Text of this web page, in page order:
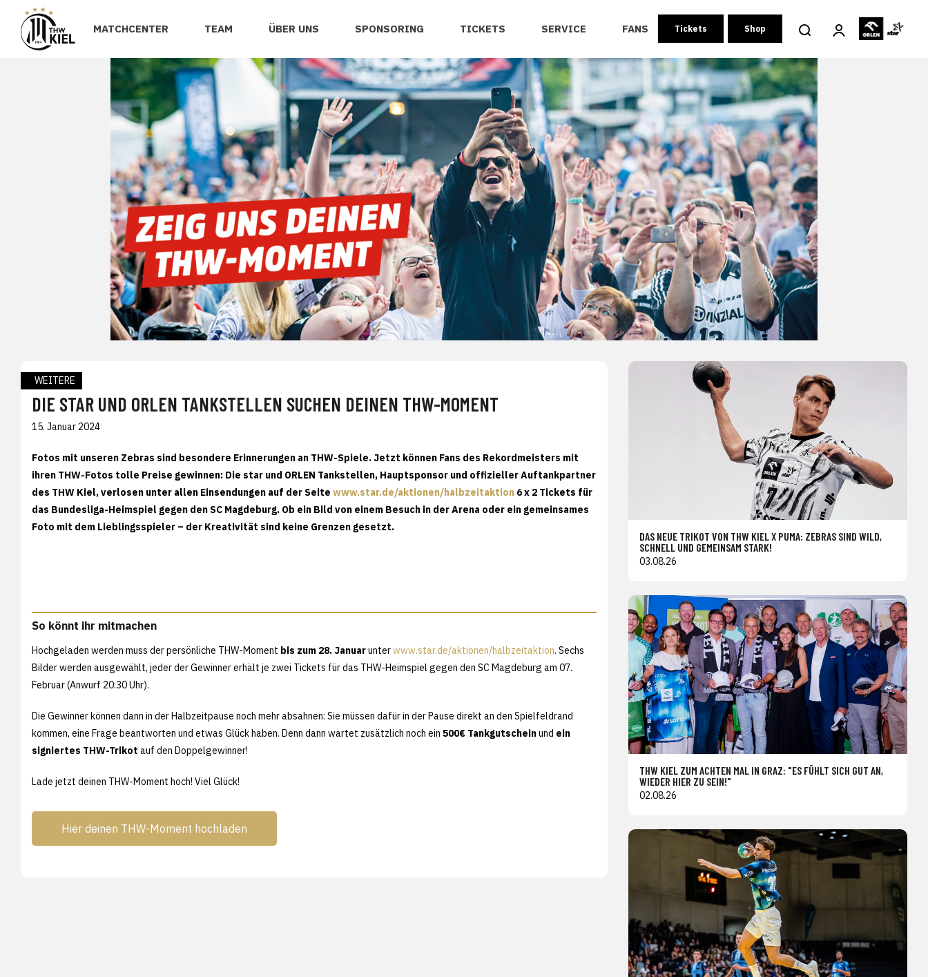
MATCHCENTER TEAM ÜBER UNS SPONSORING TICKETS SERVICE FANS Tickets Shop
WEITERE
DIE STAR UND ORLEN TANKSTELLEN SUCHEN DEINEN THW-MOMENT
15. Januar 2024
Fotos mit unseren Zebras sind besondere Erinnerungen an THW-Spiele. Jetzt können Fans des Rekordmeisters mit
ihren THW-Fotos tolle Preise gewinnen: Die star und ORLEN Tankstellen, Hauptsponsor und offizieller Auftankpartner
des THW Kiel, verlosen unter allen Einsendungen auf der Seite www.star.de/aktionen/halbzeitaktion 6 x 2 Tickets für
das Bundesliga-Heimspiel gegen den SC Magdeburg. Ob ein Bild von einem Besuch in der Arena oder ein gemeinsames
Foto mit dem Lieblingsspieler – der Kreativität sind keine Grenzen gesetzt.
So könnt ihr mitmachen
Hochgeladen werden muss der persönliche THW-Moment bis zum 28. Januarunterwww.star.de/aktionen/halbzeitaktion. Sechs
Bilder werden ausgewählt, jeder der Gewinner erhält je zwei Tickets für das THW-Heimspiel gegen den SC Magdeburg am 07.
Februar (Anwurf 20:30 Uhr).
Die Gewinner können dann in der Halbzeitpause noch mehr absahnen: Sie müssen dafür in der Pause direkt an den Spielfeldrand
kommen, eine Frage beantworten und etwas Glück haben. Denn dann wartet zusätzlich noch ein 500€ Tankgutscheinund ein
signiertes THW-Trikot auf den Doppelgewinner!
Lade jetzt deinen THW-Moment hoch! Viel Glück!
Hier deinen THW-Moment hochladen
DAS NEUE TRIKOT VON THW KIEL X PUMA: ZEBRAS SIND WILD,
SCHNELL UND GEMEINSAM STARK!
03.08.26
THW KIEL ZUM ACHTEN MAL IN GRAZ: "ES FÜHLT SICH GUT AN,
WIEDER HIER ZU SEIN!"
02.08.26